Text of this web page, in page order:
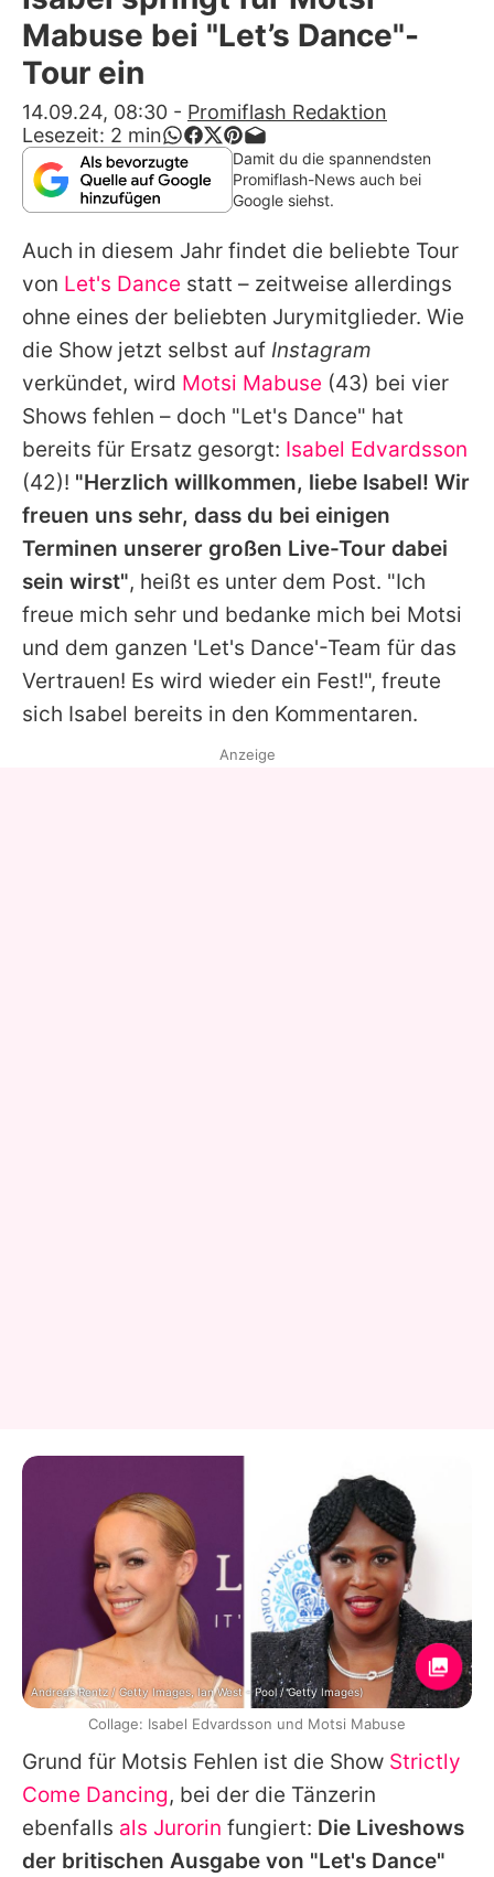
Alle Themen auf Promiflash
App runterladen
Team
Redaktionelle Richtlinien
Impressum
Datenschutzerklärung
Nutzungsbedingungen
Utiq verwalten
Mabuse bei "Let’s Dance"-
Tour ein
14.09.24, 08:30 - Promiflash Redaktion
Lesezeit: 2 min
Damit du die spannendsten
Promiflash-News auch bei
Google siehst.
Auch in diesem Jahr findet die beliebte Tour
von Let's Dance statt – zeitweise allerdings
ohne eines der beliebten Jurymitglieder. Wie
die Show jetzt selbst auf Instagram
verkündet, wird Motsi Mabuse (43) bei vier
Shows fehlen – doch "Let's Dance" hat
bereits für Ersatz gesorgt: Isabel Edvardsson
(42)! "Herzlich willkommen, liebe Isabel! Wir
freuen uns sehr, dass du bei einigen
Terminen unserer großen Live-Tour dabei
sein wirst", heißt es unter dem Post. "Ich
freue mich sehr und bedanke mich bei Motsi
und dem ganzen 'Let's Dance'-Team für das
Vertrauen! Es wird wieder ein Fest!", freute
sich Isabel bereits in den Kommentaren.
Grund für Motsis Fehlen ist die Show Strictly
Come Dancing, bei der die Tänzerin
ebenfalls als Jurorin fungiert: Die Liveshows
der britischen Ausgabe von "Let's Dance"
Anzeige
Andreas Rentz / Getty Images, Ian West - Pool / Getty Images)
Collage: Isabel Edvardsson und Motsi Mabuse